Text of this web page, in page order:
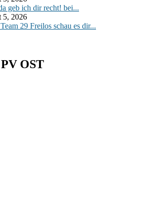
geb ich dir recht! bei...
5, 2026
29 Freilos schau es dir...
OST